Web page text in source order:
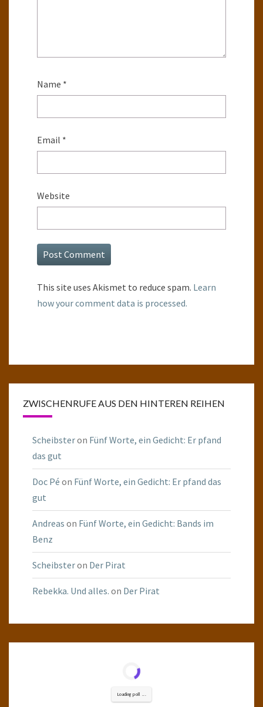
Name *
Email *
Website
This site uses Akismet to reduce spam. Learn
how your comment data is processed.
ZWISCHENRUFE AUS DEN HINTEREN REIHEN
Scheibsteron Fünf Worte, ein Gedicht: Er pfand
das gut
Doc Pé on Fünf Worte, ein Gedicht: Er pfand das
gut
Andreas on Fünf Worte, ein Gedicht: Bands im
Benz
Scheibsteron Der Pirat
Rebekka. Und alles. on Der Pirat
Loading poll ...